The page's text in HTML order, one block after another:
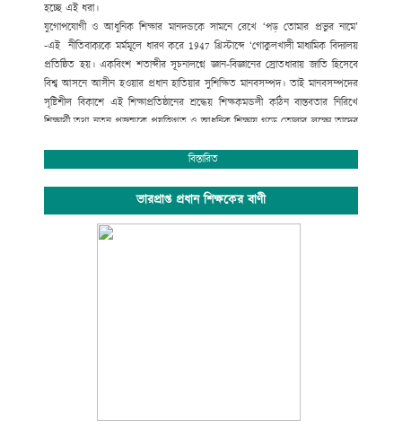
হচ্ছে এই ধরা।
যুগোপযোগী ও আধুনিক শিক্ষার মানদন্ডকে সামনে রেখে ‘পড় তোমার প্রভুর নামে’
-এই নীতিবাক্যকে মর্মমূলে ধারণ করে1947 খ্রিস্টাব্দে ‘গোকুলখালী মাধ্যমিক বিদ্যালয়
প্রতিষ্ঠিত হয়। একবিংশ শতাব্দীর সূচনালগ্নে জ্ঞান-বিজ্ঞানের স্রোতধারায় জাতি হিসেবে
বিশ্ব আসনে আসীন হওয়ার প্রধান হাতিয়ার সুশিক্ষিত মানবসম্পদ। তাই মানবসম্পদের
সৃষ্টিশীল বিকাশে এই শিক্ষাপ্রতিষ্ঠানের শ্রদ্ধেয় শিক্ষকমন্ডলী কঠিন বাস্তবতার নিরিখে
শিক্ষার্থী তথা নতুন প্রজন্মকে প্রযুক্তিগত ও আধুনিক শিক্ষায় গড়ে তোলার লক্ষ্যে তাদের
অপ্রতিরোধ্য অগ্রযাত্রায় এগিয়ে যাচ্ছে বাংলাদেশের শিক্ষা ব্যবস্থা। বিদ্যালয়ে গতানুগতিক
শিক্ষার্থীদের উৎসাহ প্রদানেও উক্ত শিক্ষাপ্রতিষ্ঠান বদ্ধপরিকর।
সাংস্কৃতিক বিকাশ, প্রগতিশীল চিন্তা, শৃঙ্খলা, নিরাপত্তা ও নিরবচ্ছিন্ন শান্তির মূল্যবোধকে
ধারণ করে আমাদের এই স্বাপ্নিক যাত্রায় সকল শিক্ষক, শিক্ষার্থী, অভিভাবক ও
বিস্তারিত
ভারপ্রাপ্ত প্রধান শিক্ষকের বাণী